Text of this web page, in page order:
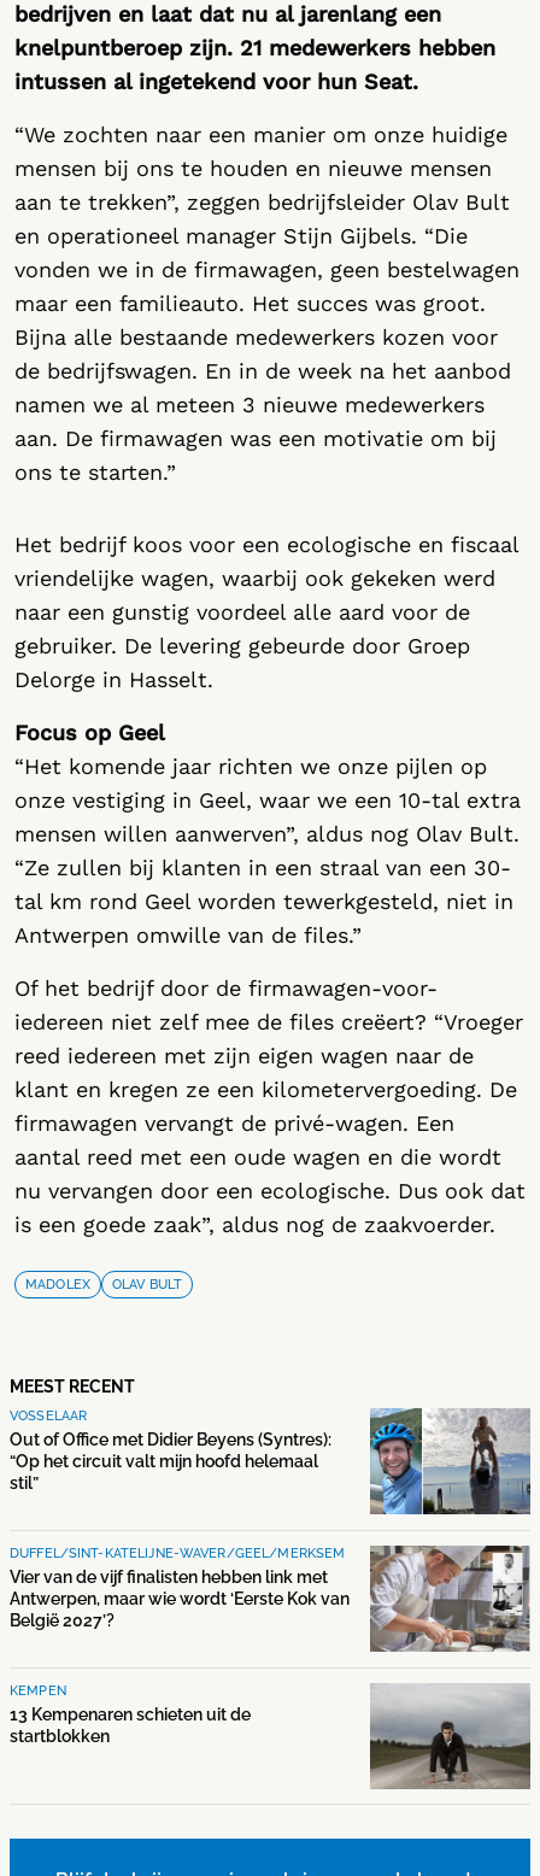
bedrijven en laat dat nu al jarenlang een
knelpuntberoep zijn. 21 medewerkers hebben
intussen al ingetekend voor hun Seat.
“We zochten naar een manier om onze huidige
mensen bij ons te houden en nieuwe mensen
aan te trekken”, zeggen bedrijfsleider Olav Bult
en operationeel manager Stijn Gijbels. “Die
vonden we in de firmawagen, geen bestelwagen
maar een familieauto. Het succes was groot.
Bijna alle bestaande medewerkers kozen voor
de bedrijfswagen. En in de week na het aanbod
namen we al meteen 3 nieuwe medewerkers
aan. De firmawagen was een motivatie om bij
ons te starten.”
Het bedrijf koos voor een ecologische en fiscaal
vriendelijke wagen, waarbij ook gekeken werd
naar een gunstig voordeel alle aard voor de
gebruiker. De levering gebeurde door Groep
Delorge in Hasselt.
Focus op Geel
“Het komende jaar richten we onze pijlen op
onze vestiging in Geel, waar we een 10-tal extra
mensen willen aanwerven”, aldus nog Olav Bult.
“Ze zullen bij klanten in een straal van een 30-
tal km rond Geel worden tewerkgesteld, niet in
Antwerpen omwille van de files.”
Of het bedrijf door de firmawagen-voor-
iedereen niet zelf mee de files creëert? “Vroeger
reed iedereen met zijn eigen wagen naar de
klant en kregen ze een kilometervergoeding. De
firmawagen vervangt de privé-wagen. Een
aantal reed met een oude wagen en die wordt
nu vervangen door een ecologische. Dus ook dat
is een goede zaak”, aldus nog de zaakvoerder.
MADOLEX OLAV BULT
MEEST RECENT
VOSSELAAR
Out of Office met Didier Beyens (Syntres):
“Op het circuit valt mijn hoofd helemaal
stil”
DUFFEL/SINT-KATELIJNE-WAVER/GEEL/MERKSEM
Vier van de vijf finalisten hebben link met
Antwerpen, maar wie wordt ‘Eerste Kok van
België 2027’?
KEMPEN
13 Kempenaren schieten uit de
startblokken